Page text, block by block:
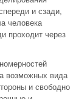
и сзади,
человека
проходит через
возможных вида
и свободно